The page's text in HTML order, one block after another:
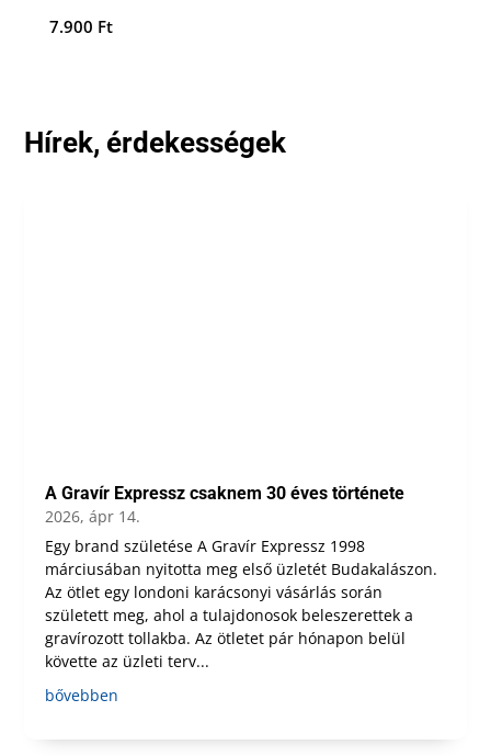
7.900 Ft
Hírek, érdekességek
A Gravír Expressz csaknem 30 éves története
2026, ápr 14.
Egy brand születése A Gravír Expressz 1998
márciusában nyitotta meg első üzletét Budakalászon.
Az ötlet egy londoni karácsonyi vásárlás során
született meg, ahol a tulajdonosok beleszerettek a
gravírozott tollakba. Az ötletet pár hónapon belül
követte az üzleti terv...
bővebben